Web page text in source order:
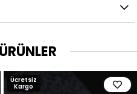
Ücretsiz
Kargo